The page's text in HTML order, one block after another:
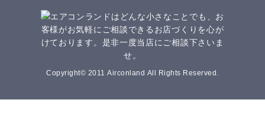
Copyright© 2011 Airconland All Rights Reserved.